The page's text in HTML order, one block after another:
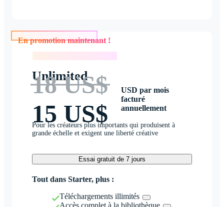
En promotion maintenant !
Unlimited
18 US$
15 US$
USD par mois
facturé
annuellement
Pour les créateurs plus importants qui produisent à
grande échelle et exigent une liberté créative
Essai gratuit de 7 jours
Tout dans Starter, plus :
Téléchargements illimités